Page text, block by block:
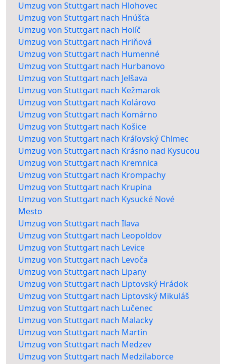
Umzug von Stuttgart nach Hlohovec
Umzug von Stuttgart nach Hnúšťa
Umzug von Stuttgart nach Holíč
Umzug von Stuttgart nach Hriňová
Umzug von Stuttgart nach Humenné
Umzug von Stuttgart nach Hurbanovo
Umzug von Stuttgart nach Jelšava
Umzug von Stuttgart nach Kežmarok
Umzug von Stuttgart nach Kolárovo
Umzug von Stuttgart nach Komárno
Umzug von Stuttgart nach Košice
Umzug von Stuttgart nach Kráľovský Chlmec
Umzug von Stuttgart nach Krásno nad Kysucou
Umzug von Stuttgart nach Kremnica
Umzug von Stuttgart nach Krompachy
Umzug von Stuttgart nach Krupina
Umzug von Stuttgart nach Kysucké Nové
Mesto
Umzug von Stuttgart nach Ilava
Umzug von Stuttgart nach Leopoldov
Umzug von Stuttgart nach Levice
Umzug von Stuttgart nach Levoča
Umzug von Stuttgart nach Lipany
Umzug von Stuttgart nach Liptovský Hrádok
Umzug von Stuttgart nach Liptovský Mikuláš
Umzug von Stuttgart nach Lučenec
Umzug von Stuttgart nach Malacky
Umzug von Stuttgart nach Martin
Umzug von Stuttgart nach Medzev
Umzug von Stuttgart nach Medzilaborce